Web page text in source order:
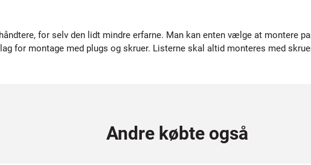
for selv den lidt mindre erfarne. Man kan enten vælge at montere
for montage med plugs og skruer. Listerne skal altid monteres med
Andre købte også